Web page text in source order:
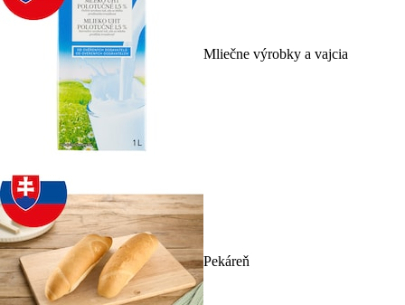
Mliečne výrobky a vajcia
Pekáreň